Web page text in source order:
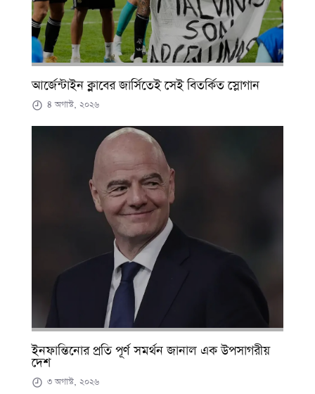
আর্জেন্টাইন ক্লাবের জার্সিতেই সেই বিতর্কিত স্লোগান
৪ অগাস্ট, ২০২৬
ইনফান্তিনোর প্রতি পূর্ণ সমর্থন জানাল এক উপসাগরীয়
দেশ
৩ অগাস্ট, ২০২৬